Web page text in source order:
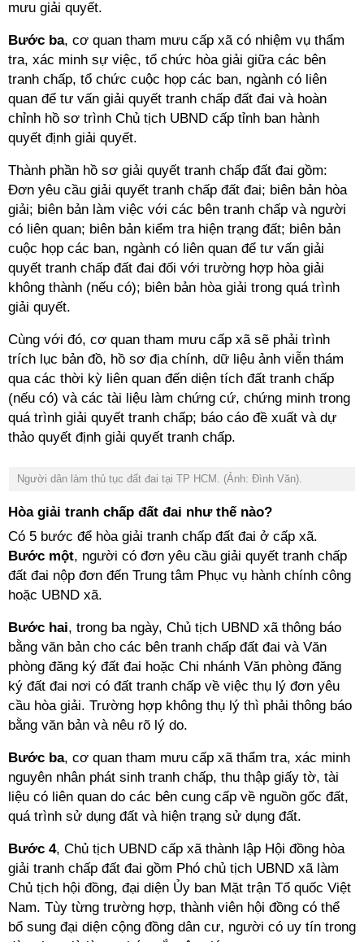
mưu giải quyết.
Bước ba, cơ quan tham mưu cấp xã có nhiệm vụ thẩm
tra, xác minh sự việc, tổ chức hòa giải giữa các bên
tranh chấp, tổ chức cuộc họp các ban, ngành có liên
quan để tư vấn giải quyết tranh chấp đất đai và hoàn
chỉnh hồ sơ trình Chủ tịch UBND cấp tỉnh ban hành
quyết định giải quyết.
Thành phần hồ sơ giải quyết tranh chấp đất đai gồm:
Đơn yêu cầu giải quyết tranh chấp đất đai; biên bản hòa
giải; biên bản làm việc với các bên tranh chấp và người
có liên quan; biên bản kiểm tra hiện trạng đất; biên bản
cuộc họp các ban, ngành có liên quan để tư vấn giải
quyết tranh chấp đất đai đối với trường hợp hòa giải
không thành (nếu có); biên bản hòa giải trong quá trình
giải quyết.
Cùng với đó, cơ quan tham mưu cấp xã sẽ phải trình
trích lục bản đồ, hồ sơ địa chính, dữ liệu ảnh viễn thám
qua các thời kỳ liên quan đến diện tích đất tranh chấp
(nếu có) và các tài liệu làm chứng cứ, chứng minh trong
quá trình giải quyết tranh chấp; báo cáo đề xuất và dự
thảo quyết định giải quyết tranh chấp.
Người dân làm thủ tục đất đai tại TP HCM. (Ảnh: Đình Văn).
Hòa giải tranh chấp đất đai như thế nào?
Có 5 bước để hòa giải tranh chấp đất đai ở cấp xã.
Bước một, người có đơn yêu cầu giải quyết tranh chấp
đất đai nộp đơn đến Trung tâm Phục vụ hành chính công
hoặc UBND xã.
Bước hai, trong ba ngày, Chủ tịch UBND xã thông báo
bằng văn bản cho các bên tranh chấp đất đai và Văn
phòng đăng ký đất đai hoặc Chi nhánh Văn phòng đăng
ký đất đai nơi có đất tranh chấp về việc thụ lý đơn yêu
cầu hòa giải. Trường hợp không thụ lý thì phải thông báo
bằng văn bản và nêu rõ lý do.
Bước ba, cơ quan tham mưu cấp xã thẩm tra, xác minh
nguyên nhân phát sinh tranh chấp, thu thập giấy tờ, tài
liệu có liên quan do các bên cung cấp về nguồn gốc đất,
quá trình sử dụng đất và hiện trạng sử dụng đất.
Bước 4, Chủ tịch UBND cấp xã thành lập Hội đồng hòa
giải tranh chấp đất đai gồm Phó chủ tịch UBND xã làm
Chủ tịch hội đồng, đại diện Ủy ban Mặt trận Tổ quốc Việt
Nam. Tùy từng trường hợp, thành viên hội đồng có thể
bổ sung đại diện cộng đồng dân cư, người có uy tín trong